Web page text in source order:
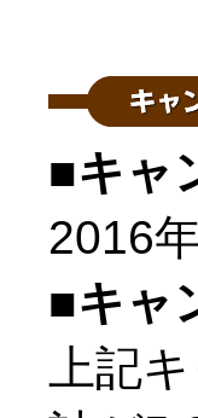
■キャ
2016
■キャ
上記